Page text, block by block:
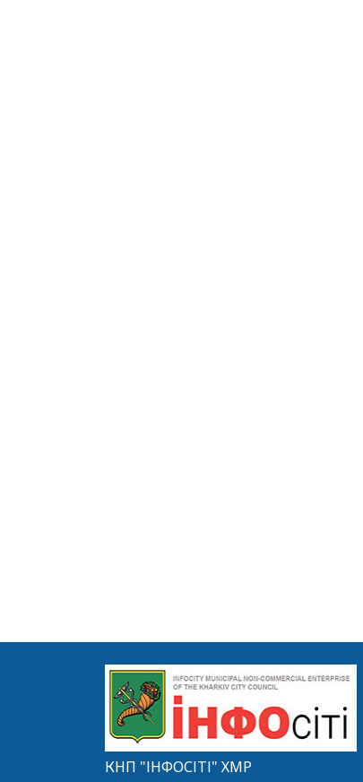
КНП "ІНФОСІТІ" ХМР